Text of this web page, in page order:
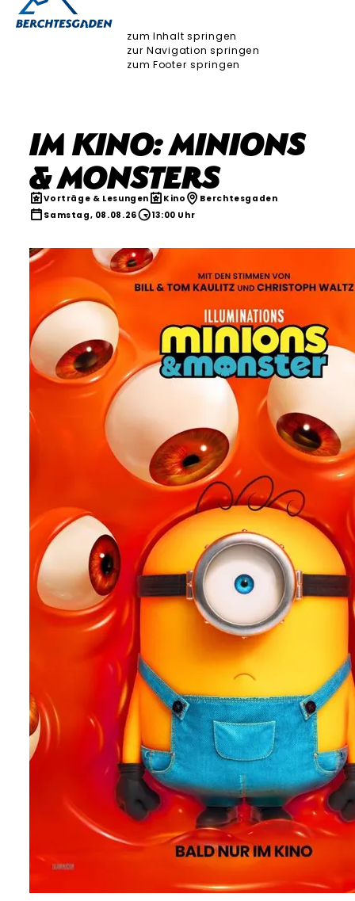
zum Inhalt springen
zur Navigation springen
zum Footer springen
Im Kino: Minions
& Monsters
Vorträge & Lesungen Kino
Berchtesgaden
Samstag, 08.08.26
13:00 Uhr